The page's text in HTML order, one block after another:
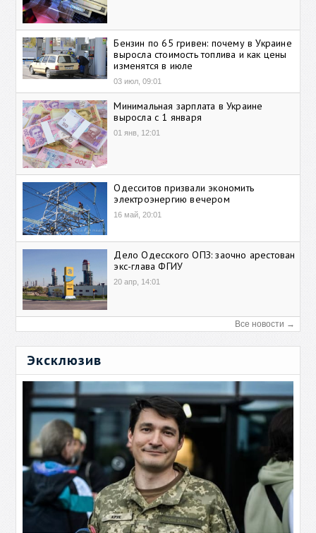
Бензин по 65 гривен: почему в Украине
выросла стоимость топлива и как цены
изменятся в июле
03 июл, 09:01
Минимальная зарплата в Украине
выросла с 1 января
01 янв, 12:01
Одесситов призвали экономить
электроэнергию вечером
16 май, 20:01
Дело Одесского ОПЗ: заочно арестован
экс-глава ФГИУ
20 апр, 14:01
Все новости →
Эксклюзив